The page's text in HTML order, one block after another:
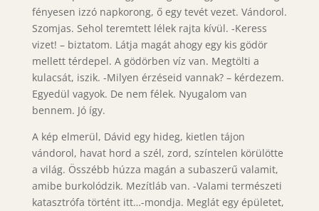
fényesen izzó napkorong, ő egy tevét vezet. Vándorol.
Szomjas. Sehol teremtett lélek rajta kívül. -Keress
vizet! – biztatom. Látja magát ahogy egy kis gödör
mellett térdepel. A gödörben víz van. Megtölti a
kulacsát, iszik. -Milyen érzéseid vannak? – kérdezem.
Egyedül vagyok. De nem félek. Nyugalom van
bennem. Jó így.
A kép elmerül, Dávid egy hideg, kietlen tájon
vándorol, havat hord a szél, zord, színtelen körülötte
a világ. Összébb húzza magán a subaszerű valamit,
amibe burkolódzik. Mezítláb van. -Valami természeti
katasztrófa történt itt…-mondja. Meglát egy épületet,